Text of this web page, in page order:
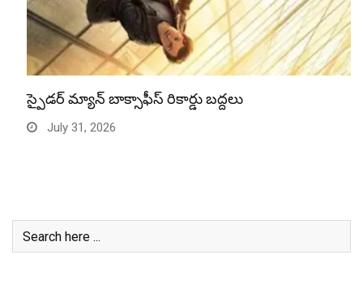
స్పైడర్ మ్యాన్ బాక్సాఫీస్ రికార్డు బద్దలు
July 31, 2026